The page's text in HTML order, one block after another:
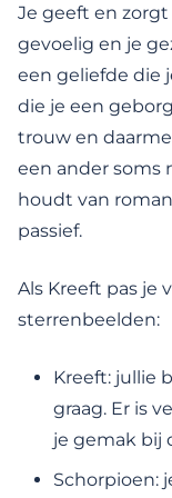
Je geeft en
gevoelig en je
een geliefde die
die je een
trouw en
een ander soms
houdt van
passief.
Als Kreeft pas je
sterrenbeelden:
Kreeft: jullie
graag. Er is
je gemak bij
Schorpioen: